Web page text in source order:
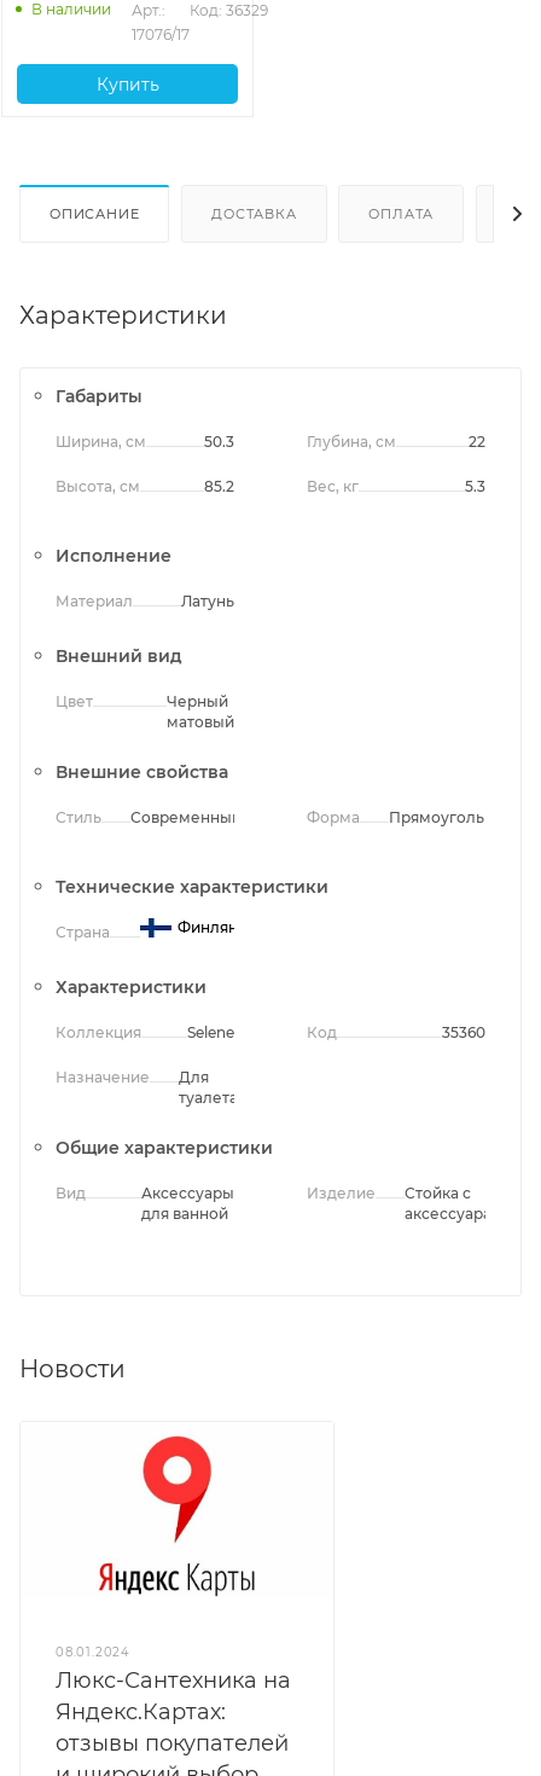
В наличии
Арт.:
17076/17
Код: 36329
Купить
ОПИСАНИЕ ДОСТАВКА ОПЛАТА
Характеристики
Габариты
Ширина, см 50.3
Высота, см 85.2
Глубина, см 22
Вес, кг 5.3
Исполнение
Материал Латунь
Внешний вид
Цвет
Черный
матовый
Внешние свойства
Стиль Современный Форма Прямоугольная
Технические характеристики
Страна Финляндия
Характеристики
Коллекция Selene
Назначение
Для
туалета
Код 35360
Общие характеристики
Вид
Аксессуары
для ванной
Изделие
Стойка с
аксессуарами
Новости
08.01.2024
Люкс-Сантехника на
Яндекс.Картах:
отзывы покупателей